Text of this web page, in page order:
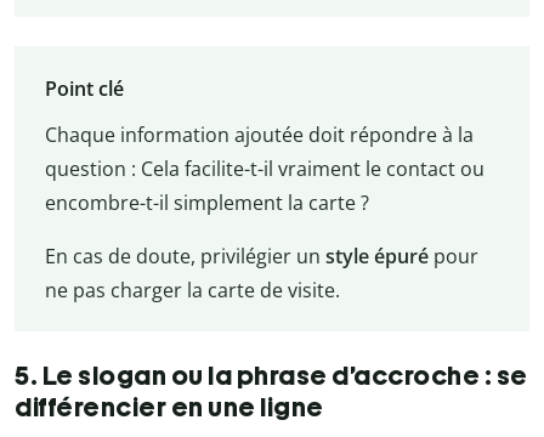
Point clé
Chaque information ajoutée doit répondre à la
question : Cela facilite-t-il vraiment le contact ou
encombre-t-il simplement la carte ?
En cas de doute, privilégier un style épurépour
ne pas charger la carte de visite.
5. Le slogan ou la phrase d’accroche : se
différencier en une ligne